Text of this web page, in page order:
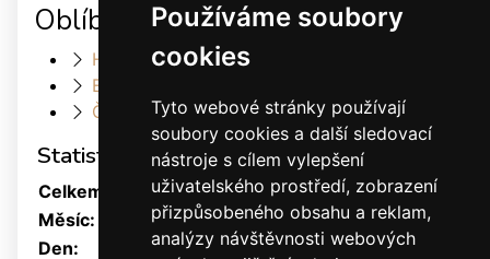
Používáme soubory
cookies
Tyto webové stránky používají
soubory cookies a další sledovací
nástroje s cílem vylepšení
uživatelského prostředí, zobrazení
přizpůsobeného obsahu a reklam,
analýzy návštěvnosti webových
Oblíbené odkazy
Heller Dance & Fashion
Elis Dance Sport s.r.o.
Český svaz tanečního sportu
Statistiky
Celkem:
1878653
Měsíc:
31543
Den:
1058